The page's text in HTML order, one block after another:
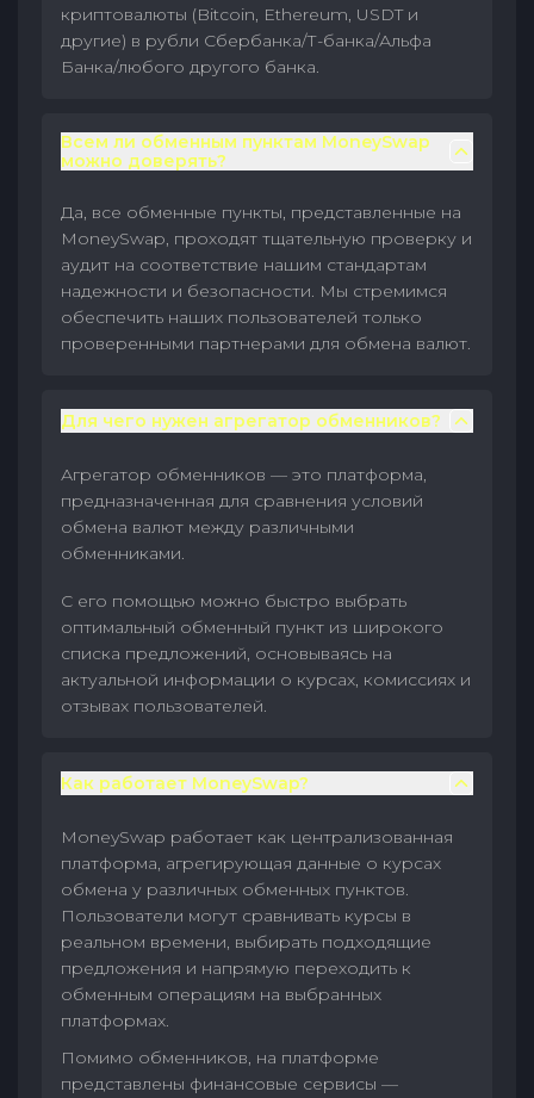
криптовалюты (Bitcoin, Ethereum, USDT и
другие) в рубли Сбербанка/Т-банка/Альфа
Банка/любого другого банка.
Всем ли обменным пунктам MoneySwap
можно доверять?
Да, все обменные пункты, представленные на
MoneySwap, проходят тщательную проверку и
аудит на соответствие нашим стандартам
надежности и безопасности. Мы стремимся
обеспечить наших пользователей только
проверенными партнерами для обмена валют.
Для чего нужен агрегатор обменников?
Агрегатор обменников — это платформа,
предназначенная для сравнения условий
обмена валют между различными
обменниками.
С его помощью можно быстро выбрать
оптимальный обменный пункт из широкого
списка предложений, основываясь на
актуальной информации о курсах, комиссиях и
отзывах пользователей.
Как работает MoneySwap?
MoneySwap работает как централизованная
платформа, агрегирующая данные о курсах
обмена у различных обменных пунктов.
Пользователи могут сравнивать курсы в
реальном времени, выбирать подходящие
предложения и напрямую переходить к
обменным операциям на выбранных
платформах.
Помимо обменников, на платформе
представлены финансовые сервисы —